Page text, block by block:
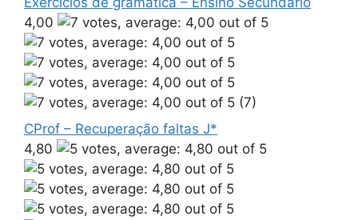
4,00
(7)
CProf – Recuperação faltas J*
4,80